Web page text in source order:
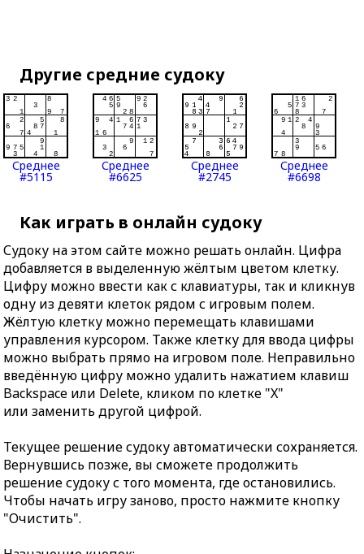
Другие средние судоку
Среднее
#5115
Среднее
#6625
Среднее
#2745
Среднее
#6698
Как играть в онлайн судоку
Судоку на этом сайте можно решать онлайн. Цифра
добавляется в выделенную жёлтым цветом клетку.
Цифру можно ввести как с клавиатуры, так и кликнув
одну из девяти клеток рядом с игровым полем.
Жёлтую клетку можно перемещать клавишами
управления курсором. Также клетку для ввода цифры
можно выбрать прямо на игровом поле. Неправильно
введённую цифру можно удалить нажатием клавиш
Backspace или Delete, кликом по клетке "X"
или заменить другой цифрой.
Текущее решение судоку автоматически сохраняется.
Вернувшись позже, вы сможете продолжить
решение судоку с того момента, где остановились.
Чтобы начать игру заново, просто нажмите кнопку
"Очистить".